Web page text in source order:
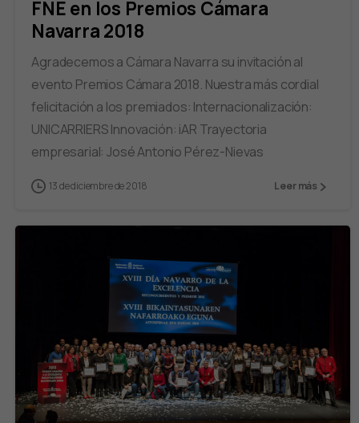
FNE en los Premios Cámara
Navarra 2018
Agradecemos a Cámara Navarra su invitación al
evento Premios Cámara 2018. Nuestra más cordial
felicitación a los premiados: Internacionalización:
UNICARRIERS Innovación: iAR Trayectoria
empresarial: José Antonio Pérez-Nievas
13 de diciembre de 2018 Leer más